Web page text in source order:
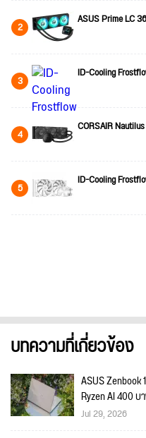
2 ASUS Prime LC
3 ID-Cooling
4 CORSAIR
5 ID-Cooling
บทความที่เกี่ยวข้อง
ASUS
Ryzen AI 400
Jul 29, 2026